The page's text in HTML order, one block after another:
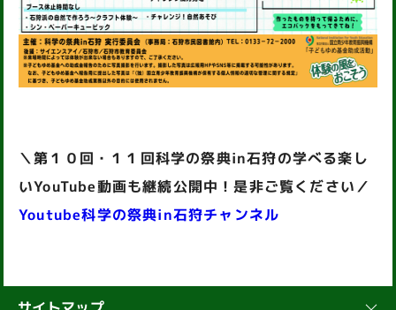
＼第１０回・１１回科学の祭典in石狩の学べる楽し
いYouTube動画も継続公開中！是非ご覧ください／
Youtube科学の祭典in石狩チャンネル